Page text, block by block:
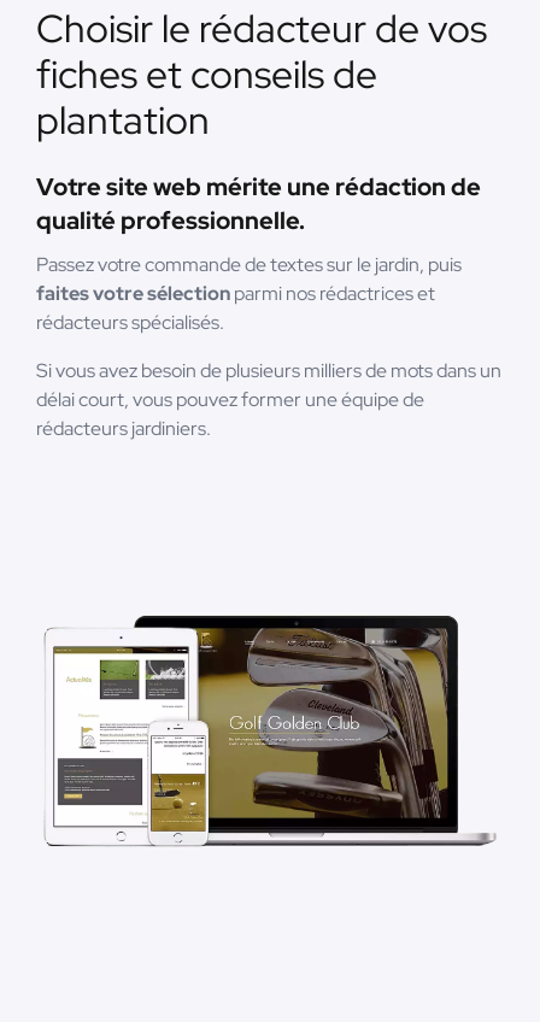
Choisir le rédacteur de vos
fiches et conseils de
plantation
Votre site web mérite une rédaction de
qualité professionnelle.
Passez votre commande de textes sur le jardin, puis
faites votre sélectionparmi nos rédactrices et
rédacteurs spécialisés.
Si vous avez besoin de plusieurs milliers de mots dans un
délai court, vous pouvez former une équipe de
rédacteurs jardiniers.